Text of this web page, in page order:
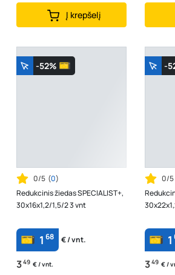
Į krepšelį
-52%
0/5 (0)
Redukcinis žiedas SPECIALIST+,
30x16x1,2/1,5/2 3 vnt
1 68 € / vnt.
349 € / vnt.
-
0/5
1
349 € /